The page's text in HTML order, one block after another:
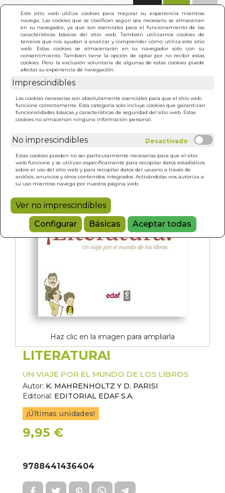
Este sitio web utiliza cookies para mejorar su experiencia mientras
navega. Las cookies que se clasifican según sea necesario se almacenan
en su navegador, ya que son esenciales para el funcionamiento de las
características básicas del sitio web. También utilizamos cookies de
terceros que nos ayudan a analizar y comprender cómo utiliza este sitio
web. Estas cookies se almacenarán en su navegador solo con su
consentimiento. También tiene la opción de optar por no recibir estas
cookies. Pero la exclusión voluntaria de algunas de estas cookies puede
afectar su experiencia de navegación.
Imprescindibles
Las cookies necesarias son absolutamente esenciales para que el sitio web
funcione correctamente. Esta categoría solo incluye cookies que garantizan
funcionalidades básicas y características de seguridad del sitio web. Estas
cookies no almacenan ninguna información personal.
No imprescindibles
Estas cookies pueden no ser particularmente necesarias para que el sitio
web funcione y se utilizan específicamente para recopilar datos estadísticos
sobre el uso del sitio web y para recopilar datos del usuario a través de
análisis, anuncios y otros contenidos integrados. Activándolas nos autoriza a
su uso mientras navega por nuestra página web.
Ver no imprescindibles
Configurar
Básicas Aceptar todas
INICIO > LITERATURA!
Haz clic en la imagen para ampliarla
LITERATURA!
UN VIAJE POR EL MUNDO DE LOS LIBROS
Autor: K. MAHRENHOLTZ Y D. PARISI
Editorial: EDITORIAL EDAF S.A.
¡Últimas unidades!
9,95 €
9788441436404